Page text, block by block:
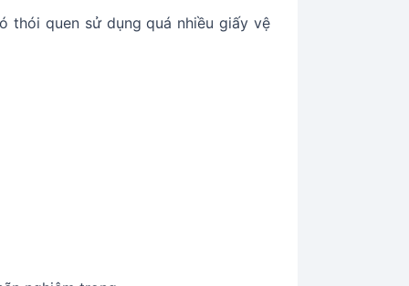
thói quen sử dụng quá nhiều giấy vệ